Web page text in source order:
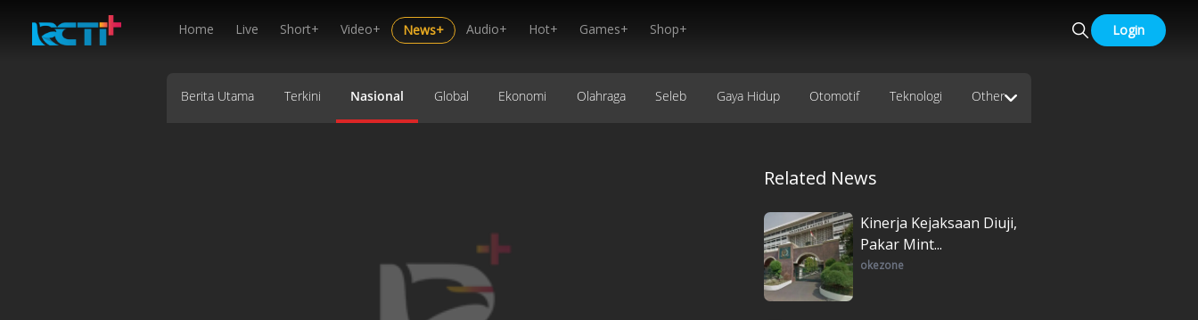
Home Live Short+ Video+ News+ Audio+ Hot+ Games+ Shop+ Login
Berita Utama Terkini Nasional Global Ekonomi Olahraga Seleb Gaya Hidup Otomotif Teknologi Other
Related News
Kinerja Kejaksaan Diuji,
Pakar Mint...
okezone